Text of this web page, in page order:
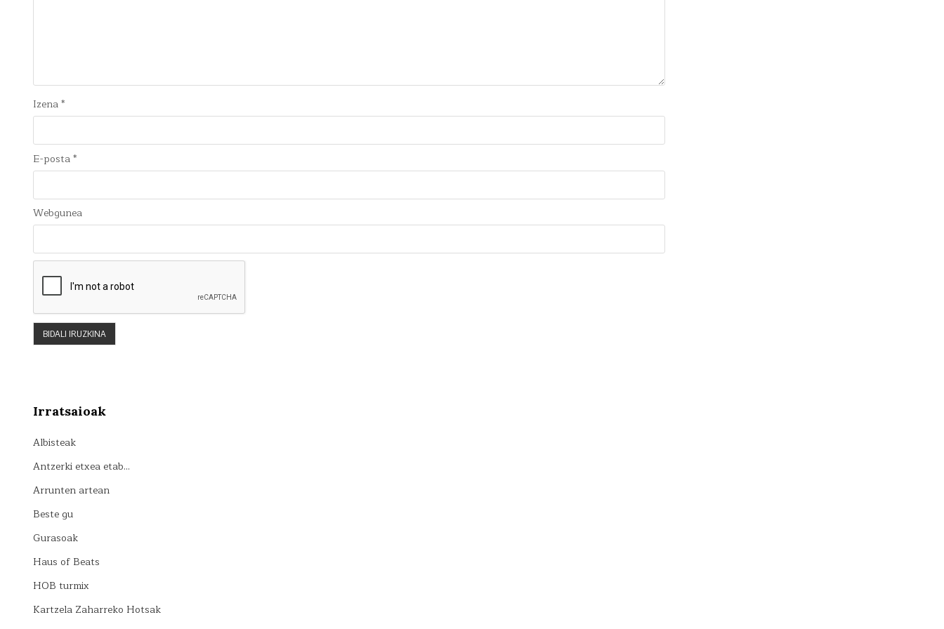
Izena*
E-posta*
Webgunea
Irratsaioak
Albisteak
Antzerki etxea etab…
Arrunten artean
Beste gu
Gurasoak
Haus of Beats
HOB turmix
Kartzela Zaharreko Hotsak